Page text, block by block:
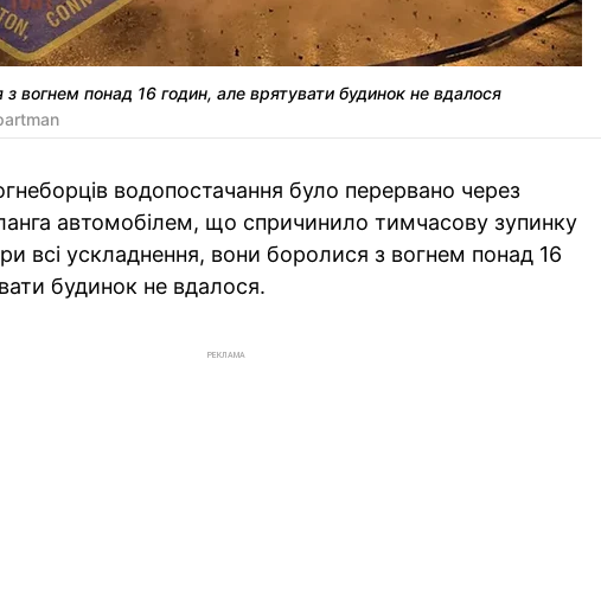
вогнем понад 16 годин, але врятувати будинок не вдалося
водопостачання було перервано через
автомобілем, що спричинило тимчасову зупинку
всі ускладнення, вони боролися з вогнем понад 16
будинок не вдалося.
РЕКЛАМА